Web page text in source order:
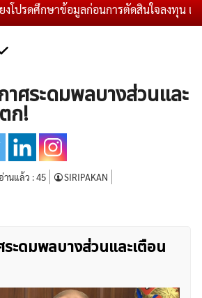
ปรดศึกษาข้อมูลก่อนการตัดสินใจลงทุน และ
คริปโตเคอร์เรนซี
ฟรีซิกแนล รายวัน
ทั่วไป
เกอร์ FX
โปรโมชั่น Forex
าศระดมพลบางส่วนและ
ก!
านแล้ว :45 SIRIPAKAN
ระดมพลบางส่วนและเตือน